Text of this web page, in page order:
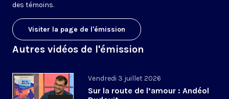
des témoins.
Visiter la page de l'émission
Autres vidéos de l'émission
Vendredi 3 juillet 2026
Sur la route de l’amour : Andéol